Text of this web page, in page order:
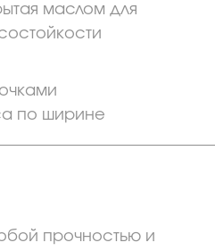
маслом для
по ширине
прочностью и